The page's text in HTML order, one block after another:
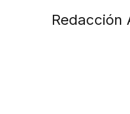
Redacción